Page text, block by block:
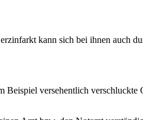
kann sich bei ihnen
versehentlich